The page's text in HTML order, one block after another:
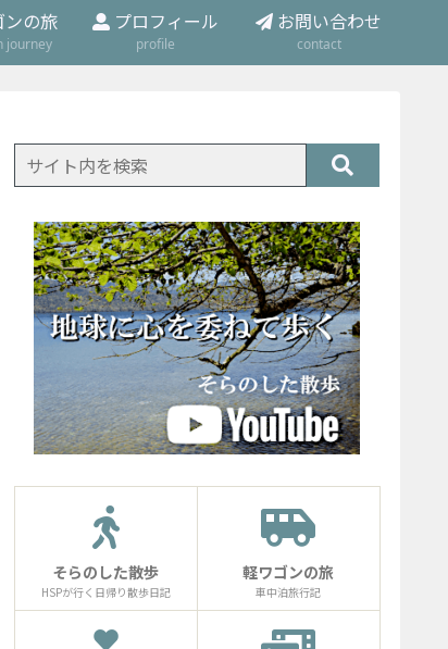
ンの旅
journey
プロフィール
profile
お問い合わせ
contact
そらのした散歩
HSPが行く日帰り散歩日記
軽ワゴンの旅
車中泊旅行記